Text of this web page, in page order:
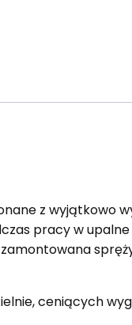
z wyjątkowo
pracy w upalne
ceniących